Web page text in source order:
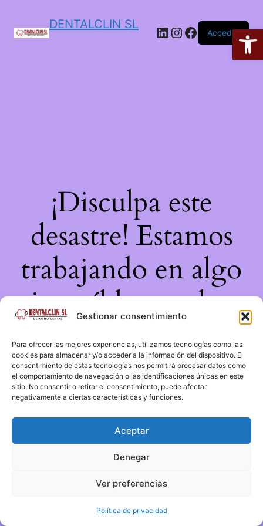
Gestionar consentimiento
Para ofrecer las mejores experiencias, utilizamos tecnologías como las
cookies para almacenar y/o acceder a la información del dispositivo. El
consentimiento de estas tecnologías nos permitirá procesar datos como
el comportamiento de navegación o las identificaciones únicas en este
sitio. No consentir o retirar el consentimiento, puede afectar
negativamente a ciertas características y funciones.
Aceptar
Denegar
Ver preferencias
Política de privacidad
DENTALCLIN SL
Acceder
¡Disculpa este
desastre! Estamos
trabajando en algo
increíble, ¡vuelve
pronto!